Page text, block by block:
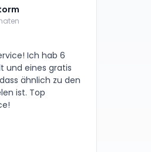
Ich hab 6
und eines gratis
ähnlich zu den
ist. Top